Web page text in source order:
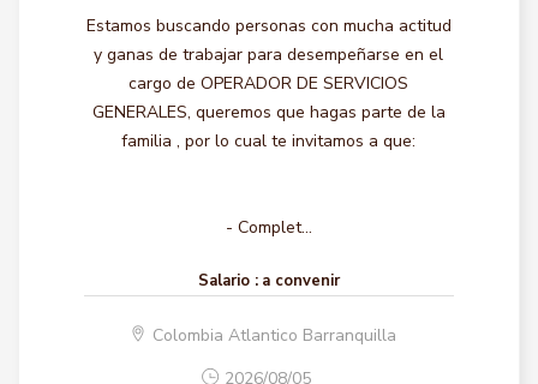
Estamos buscando personas con mucha actitud
y ganas de trabajar para desempeñarse en el
cargo de OPERADOR DE SERVICIOS
GENERALES, queremos que hagas parte de la
familia , por lo cual te invitamos a que:
- Complet...
Salario : a convenir
Colombia Atlantico Barranquilla
2026/08/05